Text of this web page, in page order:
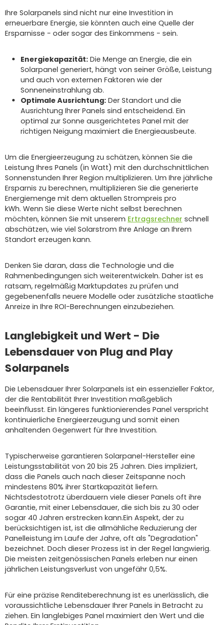
Ihre Solarpanels sind nicht nur eine Investition in
erneuerbare Energie, sie könnten auch eine Quelle der
Ersparnisse - oder sogar des Einkommens - sein.
Energiekapazität: Die Menge an Energie, die ein
Solarpanel generiert, hängt von seiner Größe, Leistung
und auch von externen Faktoren wie der
Sonneneinstrahlung ab.
Optimale Ausrichtung: Der Standort und die
Ausrichtung Ihrer Panels sind entscheidend. Ein
optimal zur Sonne ausgerichtetes Panel mit der
richtigen Neigung maximiert die Energieausbeute.
Um die Energieerzeugung zu schätzen, können Sie die
Leistung Ihres Panels (in Watt) mit den durchschnittlichen
Sonnenstunden Ihrer Region multiplizieren. Um Ihre jährliche
Ersparnis zu berechnen, multiplizieren Sie die generierte
Energiemenge mit dem aktuellen Strompreis pro
kWh. Wenn Sie diese Werte nicht selbst berechnen
möchten, können Sie mit unserem Ertragsrechner schnell
abschätzen, wie viel Solarstrom Ihre Anlage an Ihrem
Standort erzeugen kann.
Denken Sie daran, dass die Technologie und die
Rahmenbedingungen sich weiterentwickeln. Daher ist es
ratsam, regelmäßig Marktupdates zu prüfen und
gegebenenfalls neuere Modelle oder zusätzliche staatliche
Anreize in Ihre ROI-Berechnungen einzubeziehen.
Langlebigkeit und Wert - Die
Lebensdauer von Plug and Play
Solarpanels
Die Lebensdauer Ihrer Solarpanels ist ein essenzieller Faktor,
der die Rentabilität Ihrer Investition maßgeblich
beeinflusst. Ein längeres funktionierendes Panel verspricht
kontinuierliche Energieerzeugung und somit einen
anhaltenden Gegenwert für Ihre Investition.
Typischerweise garantieren Solarpanel-Hersteller eine
Leistungsstabilität von 20 bis 25 Jahren. Dies impliziert,
dass die Panels auch nach dieser Zeitspanne noch
mindestens 80% ihrer Startkapazität liefern.
Nichtsdestotrotz überdauern viele dieser Panels oft ihre
Garantie, mit einer Lebensdauer, die sich bis zu 30 oder
sogar 40 Jahren erstrecken kann.Ein Aspekt, der zu
berücksichtigen ist, ist die allmähliche Reduzierung der
Panelleistung im Laufe der Jahre, oft als "Degradation"
bezeichnet. Doch dieser Prozess ist in der Regel langwierig.
Die meisten zeitgenössischen Panels erleben nur einen
jährlichen Leistungsverlust von ungefähr 0,5%.
Für eine präzise Renditeberechnung ist es unerlässlich, die
voraussichtliche Lebensdauer Ihrer Panels in Betracht zu
ziehen. Ein langlebiges Panel maximiert den Wert und die